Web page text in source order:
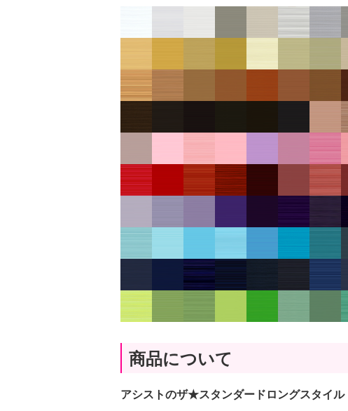
商品について
アシストのザ★スタンダードロングスタイル